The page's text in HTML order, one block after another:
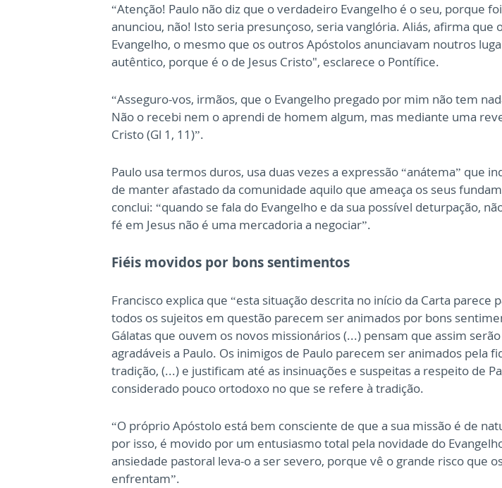
“Atenção! Paulo não diz que o verdadeiro Evangelho é o seu, porque
anunciou, não! Isto seria presunçoso, seria vanglória. Aliás, afirma que
Evangelho, o mesmo que os outros Apóstolos anunciavam noutros
autêntico, porque é o de Jesus Cristo", esclarece o Pontífice.
“Asseguro-vos, irmãos, que o Evangelho pregado por mim não tem
Não o recebi nem o aprendi de homem algum, mas mediante uma
Cristo (Gl 1, 11)”.
Paulo usa termos duros, usa duas vezes a expressão “anátema” que
de manter afastado da comunidade aquilo que ameaça os seus
conclui: “quando se fala do Evangelho e da sua possível deturpação,
fé em Jesus não é uma mercadoria a negociar”.
Fiéis movidos por bons sentimentos
Francisco explica que “esta situação descrita no início da Carta parece
todos os sujeitos em questão parecem ser animados por bons
Gálatas que ouvem os novos missionários (...) pensam que assim
agradáveis a Paulo. Os inimigos de Paulo parecem ser animados pela
tradição, (...) e justificam até as insinuações e suspeitas a respeito de
considerado pouco ortodoxo no que se refere à tradição.
“O próprio Apóstolo está bem consciente de que a sua missão é de
por isso, é movido por um entusiasmo total pela novidade do
ansiedade pastoral leva-o a ser severo, porque vê o grande risco que
enfrentam”.